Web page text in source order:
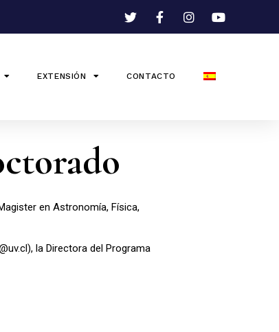
EXTENSIÓN CONTACTO
en Astronomía, Física,
la Directora del Programa